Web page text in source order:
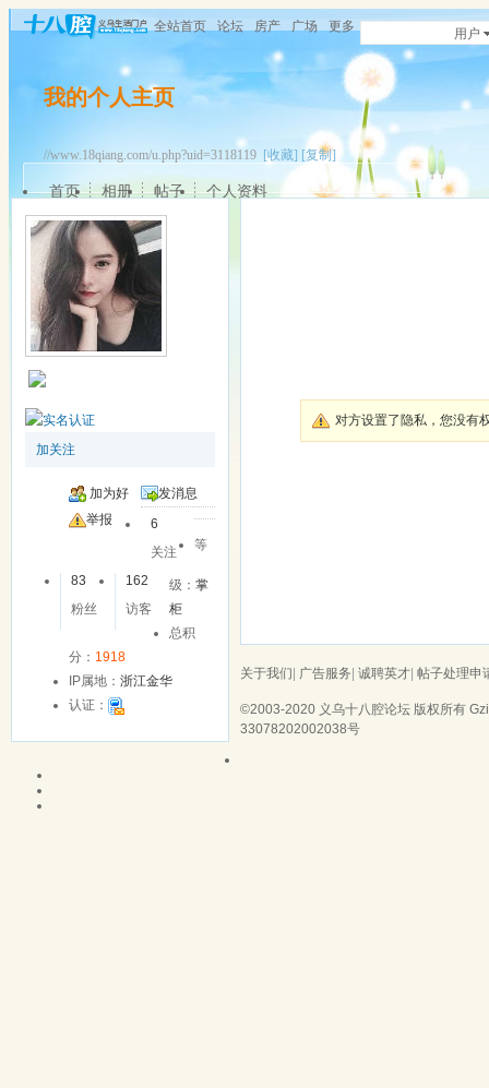
全站首页 论坛 房产 广场 更多 用户
我的个人主页
//www.18qiang.com/u.php?uid=3118119 [收藏] [复制]
首页 相册 帖子 个人资料
加关注
加为好
友
发消息
举报
6
关注
83
粉丝
162
访客
等
级：掌
柜
总积
分： 1918
IP属地： 浙江金华
认证：
对方设置了隐私，您没有
关于我们 广告服务 诚聘英才 帖子处理申
©2003-2020 义乌十八腔论坛 版权所有
33078202002038号